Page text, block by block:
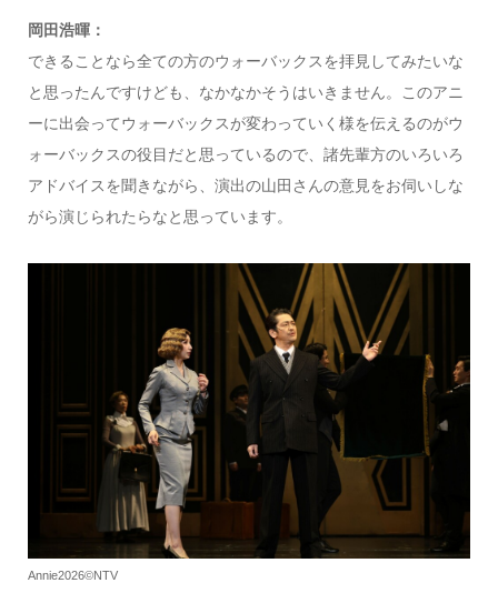
岡田浩暉：
できることなら全ての方のウォーバックスを拝見してみたいな
と思ったんですけども、なかなかそうはいきません。このアニ
ーに出会ってウォーバックスが変わっていく様を伝えるのがウ
ォーバックスの役目だと思っているので、諸先輩方のいろいろ
アドバイスを聞きながら、演出の山田さんの意見をお伺いしな
がら演じられたらなと思っています。
Annie2026©NTV